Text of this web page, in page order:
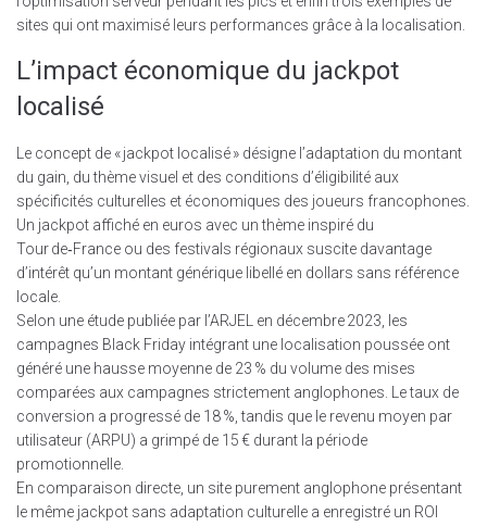
sites qui ont maximisé leurs performances grâce à la localisation.
L’impact économique du jackpot
localisé
Le concept de « jackpot localisé » désigne l’adaptation du montant
du gain, du thème visuel et des conditions d’éligibilité aux
spécificités culturelles et économiques des joueurs francophones.
Un jackpot affiché en euros avec un thème inspiré du
Tour de‑France ou des festivals régionaux suscite davantage
d’intérêt qu’un montant générique libellé en dollars sans référence
locale.
Selon une étude publiée par l’ARJEL en décembre 2023, les
campagnes Black Friday intégrant une localisation poussée ont
généré une hausse moyenne de 23 % du volume des mises
comparées aux campagnes strictement anglophones. Le taux de
conversion a progressé de 18 %, tandis que le revenu moyen par
utilisateur (ARPU) a grimpé de 15 € durant la période
promotionnelle.
En comparaison directe, un site purement anglophone présentant
le même jackpot sans adaptation culturelle a enregistré un ROI